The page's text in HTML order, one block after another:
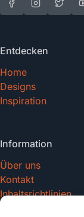
Entdecken
Home
Designs
Inspiration
Information
Über uns
Kontakt
Inhaltsrichtlinien